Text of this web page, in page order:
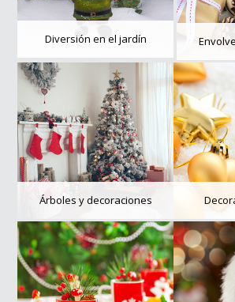
Diversión en el jardín
Árboles y decoraciones